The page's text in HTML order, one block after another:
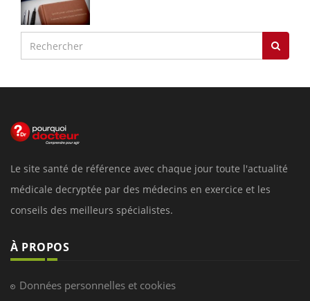
Le site santé de référence avec chaque jour toute l'actualité
médicale decryptée par des médecins en exercice et les
conseils des meilleurs spécialistes.
À PROPOS
Données personnelles et cookies